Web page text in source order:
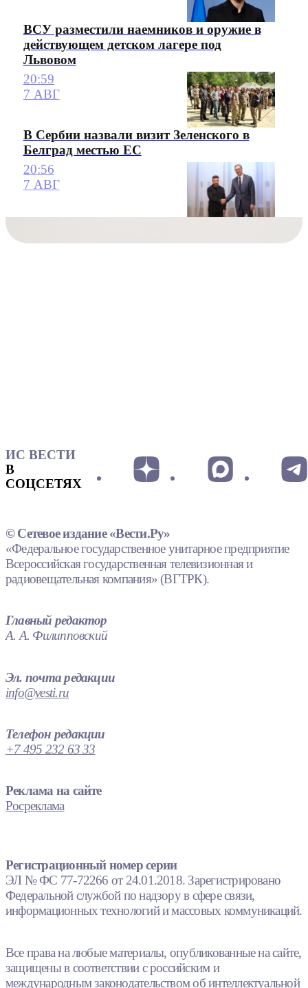
ВСУ разместили наемников и оружие в
действующем детском лагере под
Львовом
20:59
7 АВГ
В Сербии назвали визит Зеленского в
Белград местью ЕС
20:56
7 АВГ
ИС ВЕСТИ
В
СОЦСЕТЯХ
© Сетевое издание «Вести.Ру»
«Федеральное государственное унитарное предприятие
Всероссийская государственная телевизионная и
радиовещательная компания» (ВГТРК).
Главный редактор
А. А. Филипповский
Эл. почта редакции
info@vesti.ru
Телефон редакции
+7 495 232 63 33
Реклама на сайте
Росреклама
Регистрационный номер серии
ЭЛ № ФС 77-72266 от 24.01.2018. Зарегистрировано
Федеральной службой по надзору в сфере связи,
информационных технологий и массовых коммуникаций.
Все права на любые материалы, опубликованные на сайте,
защищены в соответствии с российским и
международным законодательством об интеллектуальной